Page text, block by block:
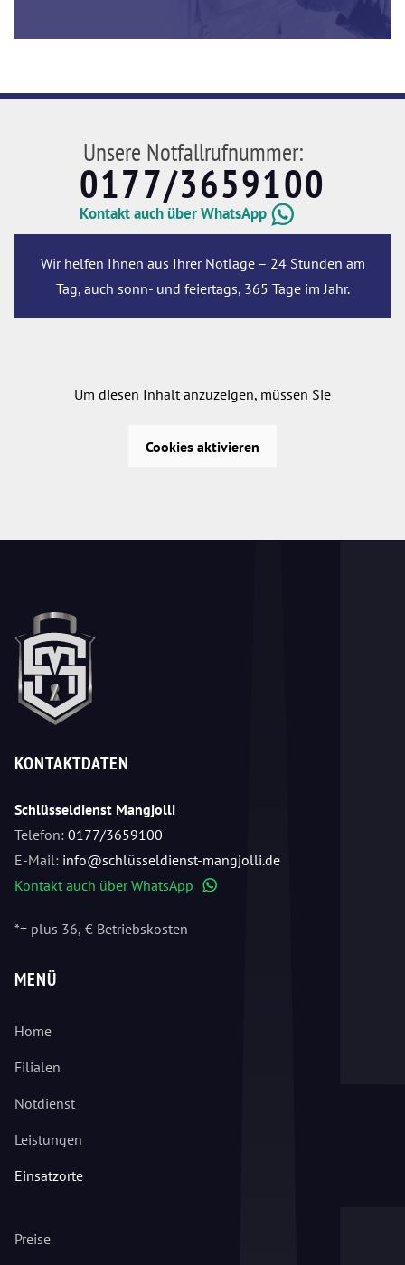
Unsere Notfallrufnummer:
0177/3659100
Kontakt auch über WhatsApp
Wir helfen Ihnen aus Ihrer Notlage – 24 Stunden am
Tag, auch sonn- und feiertags, 365 Tage im Jahr.
Um diesen Inhalt anzuzeigen, müssen Sie
Cookies aktivieren
KONTAKTDATEN
Schlüsseldienst Mangjolli
Telefon: 0177/3659100
E-Mail: info@schlüsseldienst-mangjolli.de
Kontakt auch über WhatsApp
*= plus 36,-€ Betriebskosten
MENÜ
Home
Filialen
Notdienst
Leistungen
Einsatzorte
Preise